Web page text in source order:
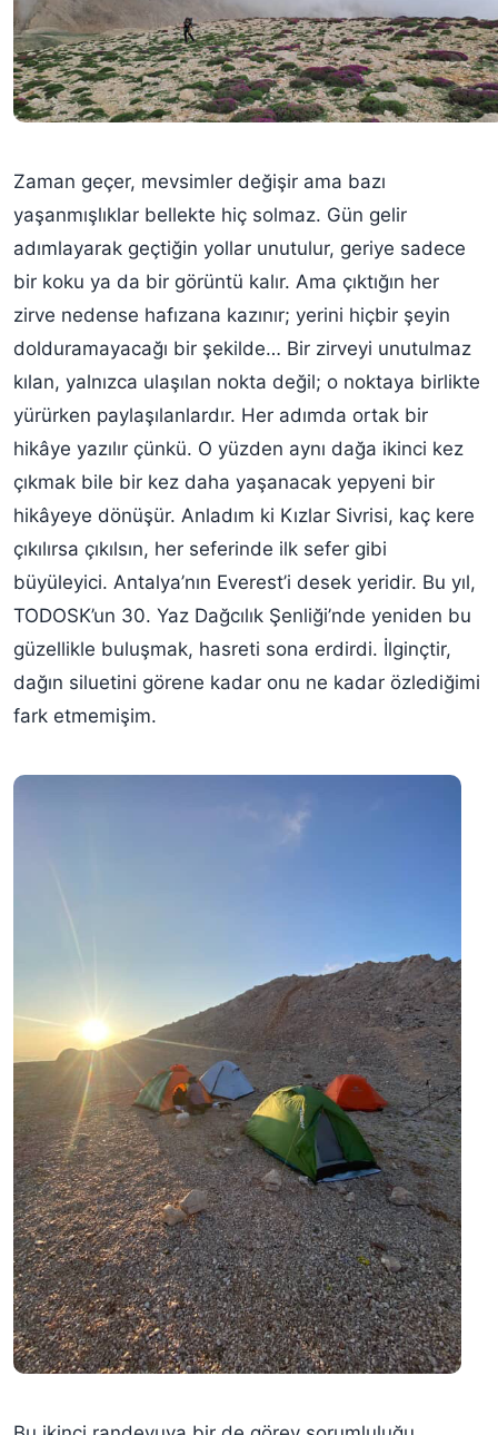
Zaman geçer, mevsimler değişir ama bazı
yaşanmışlıklar bellekte hiç solmaz. Gün gelir
adımlayarak geçtiğin yollar unutulur, geriye sadece
bir koku ya da bir görüntü kalır. Ama çıktığın her
zirve nedense hafızana kazınır; yerini hiçbir şeyin
dolduramayacağı bir şekilde… Bir zirveyi unutulmaz
kılan, yalnızca ulaşılan nokta değil; o noktaya birlikte
yürürken paylaşılanlardır. Her adımda ortak bir
hikâye yazılır çünkü. O yüzden aynı dağa ikinci kez
çıkmak bile bir kez daha yaşanacak yepyeni bir
hikâyeye dönüşür. Anladım ki Kızlar Sivrisi, kaç kere
çıkılırsa çıkılsın, her seferinde ilk sefer gibi
büyüleyici. Antalya’nın Everest’i desek yeridir. Bu yıl,
TODOSK’un 30. Yaz Dağcılık Şenliği’nde yeniden bu
güzellikle buluşmak, hasreti sona erdirdi. İlginçtir,
dağın siluetini görene kadar onu ne kadar özlediğimi
fark etmemişim.